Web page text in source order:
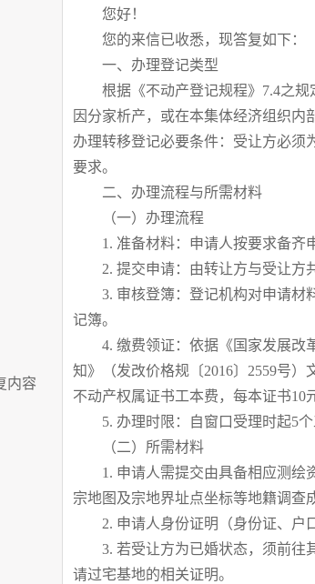
内容
您好！
您的来信已收悉，现答复如下：
一、办理登记类型
根据《不动产登记规程》7.4之规
因分家析产，或在本集体经济组织内
办理转移登记必要条件：受让方必须
要求。
二、办理流程与所需材料
（一）办理流程
1. 准备材料：申请人按要求备齐申
2. 提交申请：由转让方与受让方共
3. 审核登簿：登记机构对申请材
记簿。
4. 缴费领证：依据《国家发展改
知》（发改价格规〔2016〕2559号
不动产权属证书工本费，每本证书10
5. 办理时限：自窗口受理时起5个
（二）所需材料
1. 申请人需提交由具备相应测绘资
宗地图及宗地界址点坐标等地籍调查
2. 申请人身份证明（身份证、户口
3. 若受让方为已婚状态，须前往
请过宅基地的相关证明。